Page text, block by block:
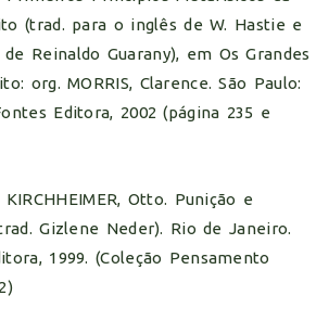
(trad. para o inglês de W. Hastie e
Reinaldo Guarany), em Os Grandes
org. MORRIS, Clarence. São Paulo:
Editora, 2002 (página 235 e
KIRCHHEIMER, Otto. Punição e
Gizlene Neder). Rio de Janeiro.
1999. (Coleção Pensamento